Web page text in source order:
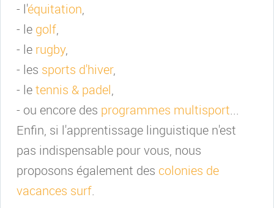
- l'équitation,
- le golf,
- le rugby,
- les sports d'hiver,
- letennis & padel,
- ou encore des programmes multisport...
Enfin, si l'apprentissage linguistique n'est
pas indispensable pour vous, nous
proposons également des colonies de
vacances surf.